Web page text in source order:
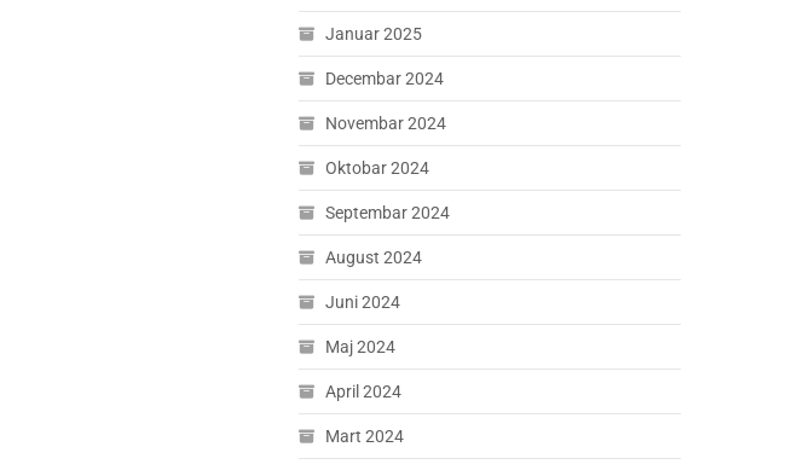
Januar 2025
Decembar 2024
Novembar 2024
Oktobar 2024
Septembar 2024
August 2024
Juni 2024
Maj 2024
April 2024
Mart 2024